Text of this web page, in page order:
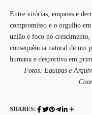
Entre vitórias, empates e
compromisso e o orgulho
união e foco no crescimento,
consequência natural de um
humana e desportiva em
Fotos: Equipas e
SHARES: